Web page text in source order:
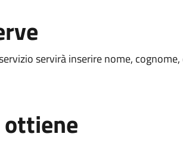
servirà inserire nome, cognome,
ottiene